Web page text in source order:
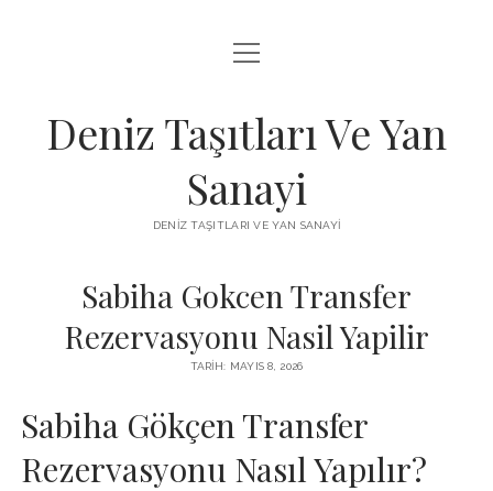
FACEBOOK TAKIPÇI KAZANMA ŞIFRESIZ
INSTAGRAM BOT SILME
LISTE
menüyü
aç
Deniz Taşıtları Ve Yan
Sanayi
DENIZ TAŞITLARI VE YAN SANAYI
Sabiha Gokcen Transfer
Rezervasyonu Nasil Yapilir
TARIH: MAYIS 8, 2026
Sabiha Gökçen Transfer
Rezervasyonu Nasıl Yapılır?